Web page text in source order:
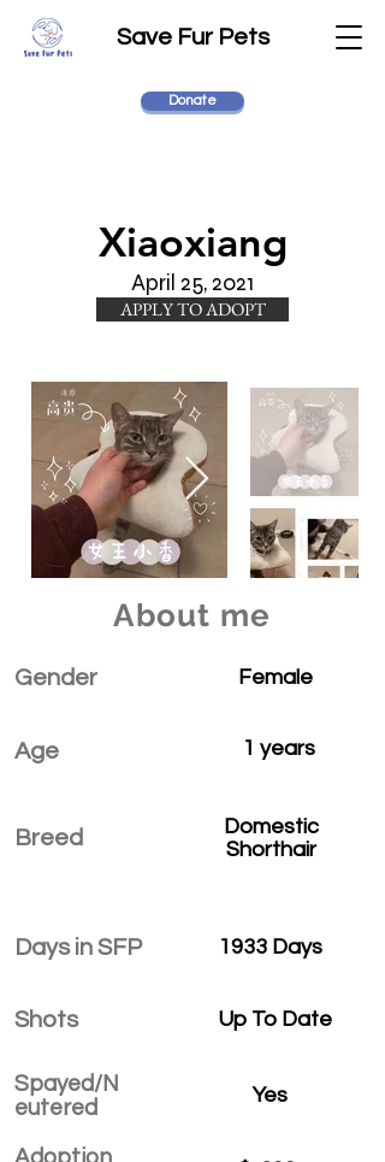
Save Fur Pets
Donate
Xiaoxiang
April 25, 2021
APPLY TO ADOPT
About me
Gender
Age
Breed
Days in SFP
Shots
Spayed/N
eutered
Adoption
Female
1 years
Domestic
Shorthair
1933 Days
Up To Date
Yes